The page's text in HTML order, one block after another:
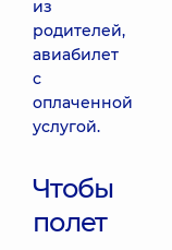
из
родителей,
авиабилет
с
оплаченной
услугой.
Чтобы
полет